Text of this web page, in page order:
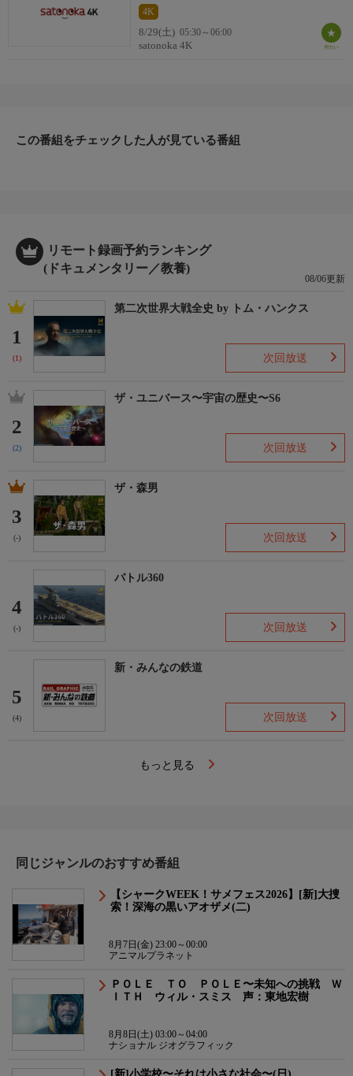
4K
8/29(土) 05:30～06:00
satonoka 4K
この番組をチェックした人が見ている番組
リモート録画予約ランキング
(ドキュメンタリー／教養)
08/06更新
1
(1)
第二次世界大戦全史 by トム・ハンクス
次回放送
2
(2)
ザ・ユニバース〜宇宙の歴史〜S6
次回放送
3
(-)
ザ・森男
次回放送
4
(-)
バトル360
次回放送
5
(4)
新・みんなの鉄道
次回放送
もっと見る
同じジャンルのおすすめ番組
【シャークWEEK！サメフェス2026】[新]大捜
索！深海の黒いアオザメ(二)
8月7日(金) 23:00～00:00
アニマルプラネット
ＰＯＬＥ ＴＯ ＰＯＬＥ〜未知への挑戦 Ｗ
ＩＴＨ ウィル・スミス 声：東地宏樹
8月8日(土) 03:00～04:00
ナショナル ジオグラフィック